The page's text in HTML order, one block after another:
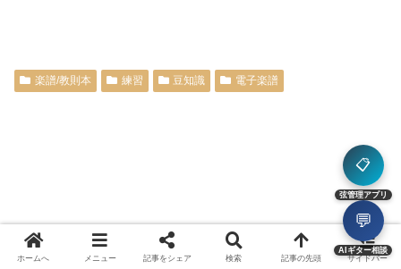
楽譜/教則本 練習 豆知識 電子楽譜
ホームへ メニュー 記事をシェア 検索 記事の先頭 サイドバー
📋
弦管理アプリ
💬
AIギター相談